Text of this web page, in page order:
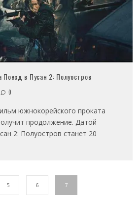
в Пусан 2: Полуостров
0
южнокорейского проката
продолжение. Датой
2: Полуостров станет 20
5 6 7